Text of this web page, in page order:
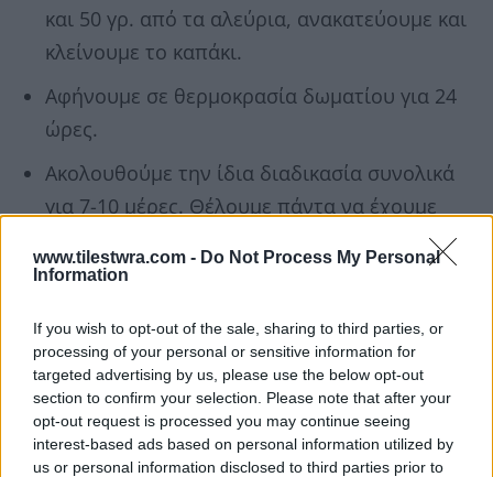
www.tilestwra.com - Do Not Process My Personal
Information
If you wish to opt-out of the sale, sharing to third parties, or
processing of your personal or sensitive information for
targeted advertising by us, please use the below opt-out
section to confirm your selection. Please note that after your
opt-out request is processed you may continue seeing
interest-based ads based on personal information utilized by
us or personal information disclosed to third parties prior to
και 50 γρ. από τα αλεύρια, ανακατεύουμε και
κλείνουμε το καπάκι.
Αφήνουμε σε θερμοκρασία δωματίου για 24
ώρες.
Ακολουθούμε την ίδια διαδικασία συνολικά
για 7-10 μέρες. Θέλουμε πάντα να έχουμε
200 γρ. προζύμι, να αφαιρούμε 100 γρ. και
να ταΐζουμε με 100 γρ. επιπλέον.
στο ψυγείο. Όταν το χρειαστούμε
ακολουθούμε την ίδια διαδικασία
«ταΐσματος» και περιμένουμε 3 ώρες μέχρι
να διπλασιαστεί ο όγκος του.